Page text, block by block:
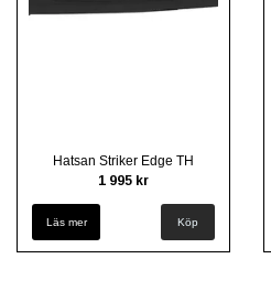
Hatsan Striker Edge TH
1 995 kr
Läs mer